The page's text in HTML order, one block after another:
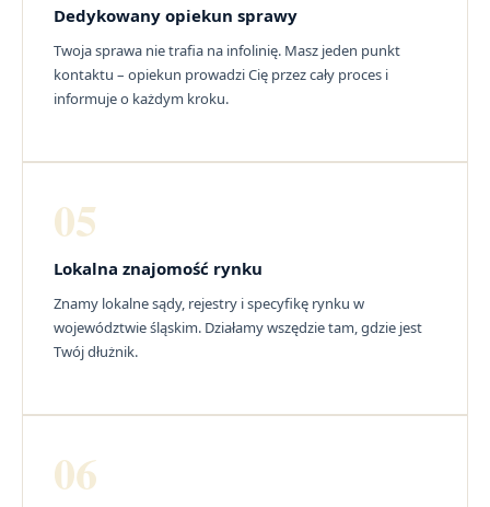
Dedykowany opiekun sprawy
Twoja sprawa nie trafia na infolinię. Masz jeden punkt
kontaktu – opiekun prowadzi Cię przez cały proces i
informuje o każdym kroku.
05
Lokalna znajomość rynku
Znamy lokalne sądy, rejestry i specyfikę rynku w
województwie śląskim. Działamy wszędzie tam, gdzie jest
Twój dłużnik.
06